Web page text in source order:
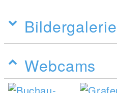
Bildergalerie
Webcams